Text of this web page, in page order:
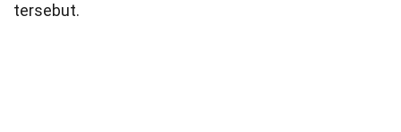
tersebut.